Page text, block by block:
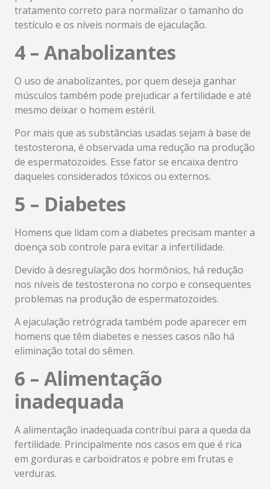
tratamento correto para normalizar o tamanho do
testículo e os níveis normais de ejaculação.
4 – Anabolizantes
O uso de anabolizantes, por quem deseja ganhar
músculos também pode prejudicar a fertilidade e até
mesmo deixar o homem estéril.
Por mais que as substâncias usadas sejam à base de
testosterona, é observada uma redução na produção
de espermatozoides. Esse fator se encaixa dentro
daqueles considerados tóxicos ou externos.
5 – Diabetes
Homens que lidam com a diabetes precisam manter a
doença sob controle para evitar a infertilidade.
Devido à desregulação dos hormônios, há redução
nos níveis de testosterona no corpo e consequentes
problemas na produção de espermatozoides.
A ejaculação retrógrada também pode aparecer em
homens que têm diabetes e nesses casos não há
eliminação total do sêmen.
6 – Alimentação
inadequada
A alimentação inadequada contribui para a queda da
fertilidade. Principalmente nos casos em que é rica
em gorduras e carboidratos e pobre em frutas e
verduras.